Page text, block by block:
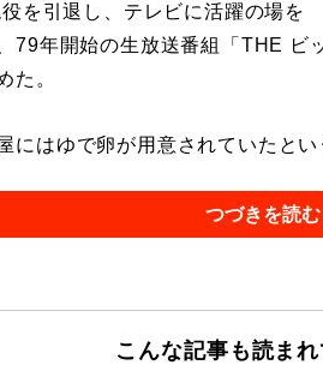
を引退し、テレビに活躍の場を
79年開始の生放送番組「THE ビ
た。
にはゆで卵が用意されていたとい
つづきを読む
こんな記事も読ま